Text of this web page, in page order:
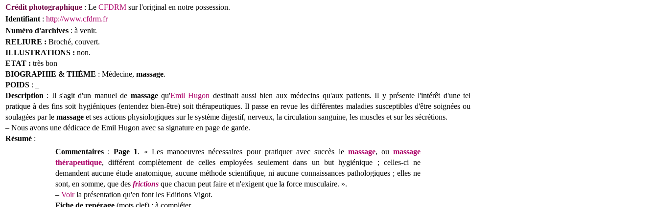
Crédit photographique : Le CFDRM sur l'original en notre possession.
Identifiant : http://www.cfdrm.fr
Numéro d'archives : à venir.
RELIURE : Broché, couvert.
ILLUSTRATIONS : non.
ETAT : très bon
BIOGRAPHIE & THÈME : Médecine, massage.
POIDS : _
Description : Il s'agit d'un manuel de massagequ'Emil Hugon destinait aussi bien aux médecins qu'aux patients. Il y présente l'intérêt d'une tel
pratique à des fins soit hygiéniques (entendez bien-être) soit thérapeutiques. Il passe en revue les différentes maladies susceptibles d'être soignées ou
soulagées par le massage et ses actions physiologiques sur le système digestif, nerveux, la circulation sanguine, les muscles et sur les sécrétions.
– Nous avons une dédicace de Emil Hugon avec sa signature en page de garde.
Résumé :
Commentaires:Page 1. « Les manoeuvres nécessaires pour pratiquer avec succès le massage, oumassage
thérapeutique, différent complètement de celles employées seulement dans un but hygiénique ; celles-ci ne
demandent aucune étude anatomique, aucune méthode scientifique, ni aucune connaissances pathologiques ; elles ne
sont, en somme, que des frictionsque chacun peut faire et n'exigent que la force musculaire. ».
– Voirla présentation qu'en font les Editions Vigot.
Fiche de repérage(mots clef) : à compléter